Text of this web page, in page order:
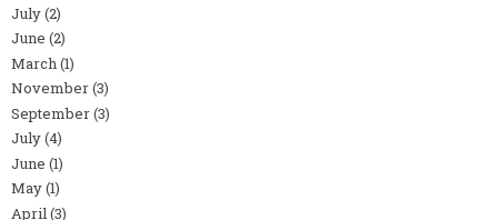
July(2)
June (2)
March(1)
November(3)
September(3)
July(4)
June (1)
May(1)
April(3)